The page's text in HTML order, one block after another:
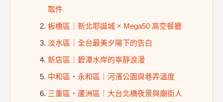
取件
板橋區｜新北耶誕城 × Mega50 高空餐廳
淡水區｜全台最美夕陽下的告白
新店區｜碧潭水岸的寧靜浪漫
中和區・永和區｜河濱公園與巷弄溫度
三重區・蘆洲區｜大台北橋夜景與廟街人